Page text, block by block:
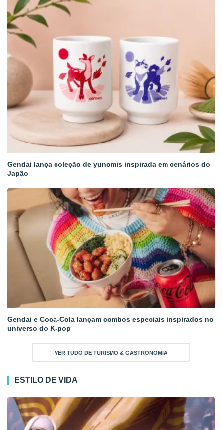
Gendai lança coleção de yunomis inspirada em cenários do
Japão
Gendai e Coca-Cola lançam combos especiais inspirados no
universo do K-pop
VER TUDO DE TURISMO & GASTRONOMIA
ESTILO DE VIDA